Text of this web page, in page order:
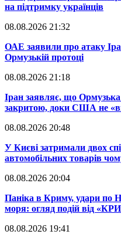
на підтримку українців
08.08.2026 21:32
​ОАЕ заявили про атаку
Ормузькій протоці
08.08.2026 21:18
​Іран заявляє, що
закритою, доки США не
08.08.2026 20:48
​У Києві затримали двох
автомобільних товарів
08.08.2026 20:04
Паніка в Криму, удари по
моря: огляд подій від
08.08.2026 19:41